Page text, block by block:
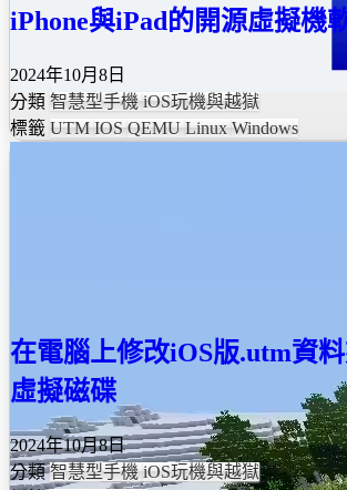
iPhone與iPad的開源虛擬機
2024年10月8日
分類 智慧型手機iOS玩機與越獄
標籤 UTMIOSQEMULinuxWindows
在電腦上修改iOS版.utm資
虛擬磁碟
2024年10月8日
分類智慧型手機iOS玩機與越獄